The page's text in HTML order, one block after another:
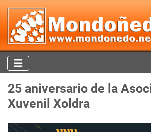
25 aniversario de la
Xuvenil Xoldra